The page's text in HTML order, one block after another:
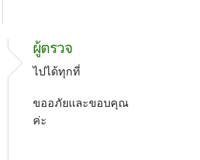
ผู้ตรวจ
ไปได้ทุกที่
ขออภัยและขอบคุณ
ค่ะ